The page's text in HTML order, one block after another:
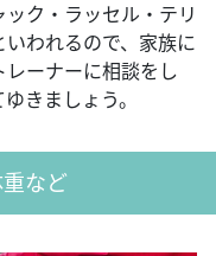
ク・ラッセル・テリ
われるので、家族に
ーナーに相談をし
きましょう。
など